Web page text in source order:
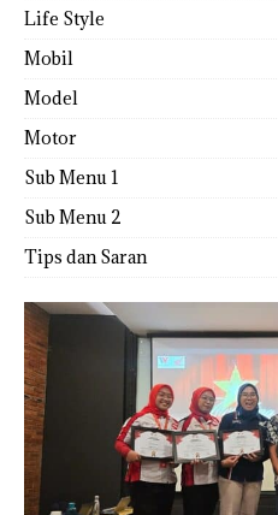
Life Style
Mobil
Model
Motor
Sub Menu 1
Sub Menu 2
Tips dan Saran